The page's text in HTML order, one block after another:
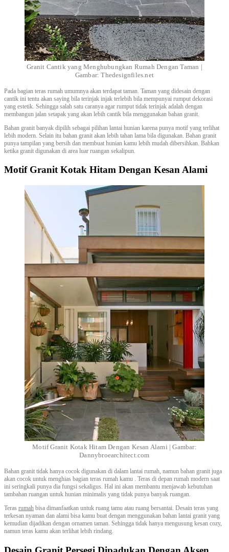
Granit Cantik yang Menghubungkan Rumah Dengan Taman |
Gambar: Thedesignfiles.net
Pada bagian teras rumah umumnya akan terdapat taman. Taman yang didesain dengan
cantik ini tentu akan saying bila terinjak injak terlebih bila mempunyai rumput dekorasi
yang estetik. Sehingga salah satu caranya agar rumput tidak terinjak adalah dengan
membangun jalan setapak yang akan lebih cantik bila menggunakan bahan granit.
Bahan granit banyak dipilih sebagai pilihan lantai hunian karena punya motif yang terlihat
lebih modern. Selain itu bahan granit akan lebih tahan lama bila digunakan. Bahan granit
punya tampilan yang bersih dan membuat hunian kamu lebih mudah dibersihkan. Bahkan
ketika granit digunakan di area luar ruangan sekalipun.
Motif Granit Kotak Hitam Dengan Kesan Alami
Motif Granit Kotak Hitam Dengan Kesan Alami | Gambar:
Dannybroearchitect.com
Bahan granit tidak hanya cocok digunakan di dalam lantai rumah, namun bahan granit juga
akan cocok untuk menghias bagian teras rumah kamu . Teras di depan rumah modern saat
ini seringkali punya dia fungsi sekaligus. Hal ini akan membantu menjawab kebutuhan
tambahan ruangan untuk hunian minimalis yang tidak punya banyak ruangan.
Teras rumah bisa dimanfaatkan untuk ruang tamu atau ruang bersantai. Desain teras yang
terkesan nyaman dan alami bisa kamu buat dengan menggunakan bahan lantai granit yang
kemudian dijadikan dengan ornamen taman. Sehingga tidak hanya mengusung kesan cozy,
namun teras kamu akan terlihat lebih rindang.